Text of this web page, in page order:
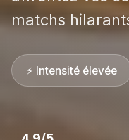
matchs
⚡ Intensité élevée